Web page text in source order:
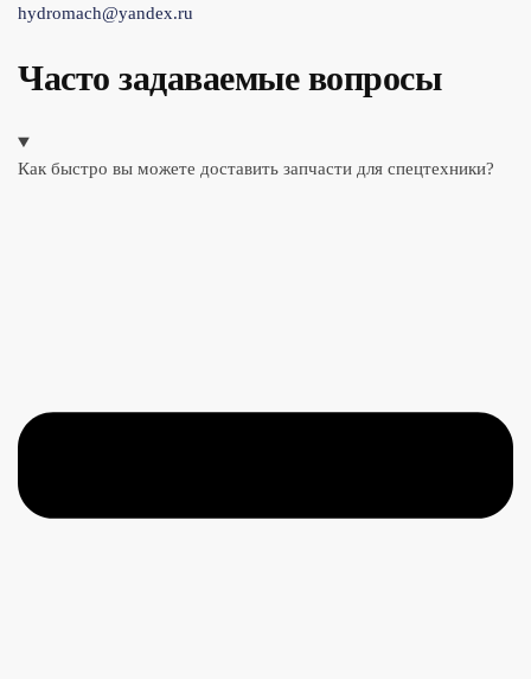
hydromach@yandex.ru
Часто задаваемые вопросы
Как быстро вы можете доставить запчасти для спецтехники?